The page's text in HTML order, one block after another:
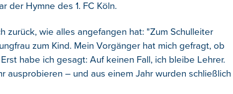
der Hymne des 1. FC Köln.
zurück, wie alles angefangen hat: "Zum Schulleiter
zum Kind. Mein Vorgänger hat mich gefragt, ob
habe ich gesagt: Auf keinen Fall, ich bleibe Lehrer.
ausprobieren – und aus einem Jahr wurden schließlich